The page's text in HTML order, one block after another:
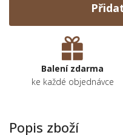
Balení zdarma
ke každé objednávce
Popis zboží